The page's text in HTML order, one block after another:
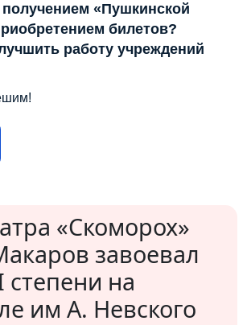
«Пушкинской
билетов?
работу учреждений
«Скоморох»
завоевал
на
им А. Невского